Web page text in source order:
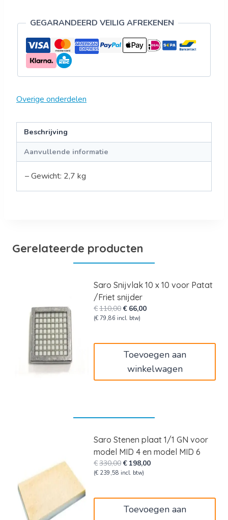
GEGARANDEERD VEILIG AFREKENEN
Overige onderdelen
Beschrijving
Aanvullende informatie
– Gewicht: 2,7 kg
Gerelateerde producten
Saro Snijvlak 10 x 10 voor Patat
/Friet snijder
€110,00Oorspronkelijke
prijs
€ 66,00Huidige
(€ 79,86 incl. btw)
Toevoegen aan
winkelwagen
Saro Stenen plaat 1/1 GN voor
model MID 4 en model MID 6
€330,00Oorspronkelijke
prijs
€ 198,00Huidige
(€ 239,58 incl. btw)
Toevoegen aan